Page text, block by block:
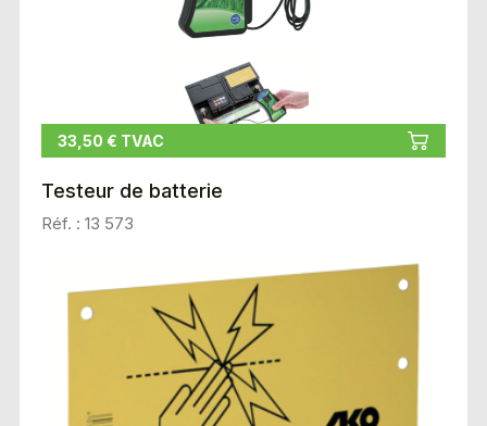
33,50 € TVAC
Testeur de batterie
Réf. : 13 573